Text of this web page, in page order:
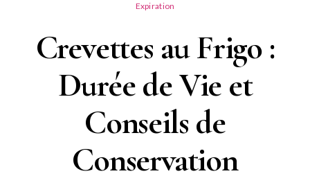
Expiration
Crevettes au Frigo :
Durée de Vie et
Conseils de
Conservation